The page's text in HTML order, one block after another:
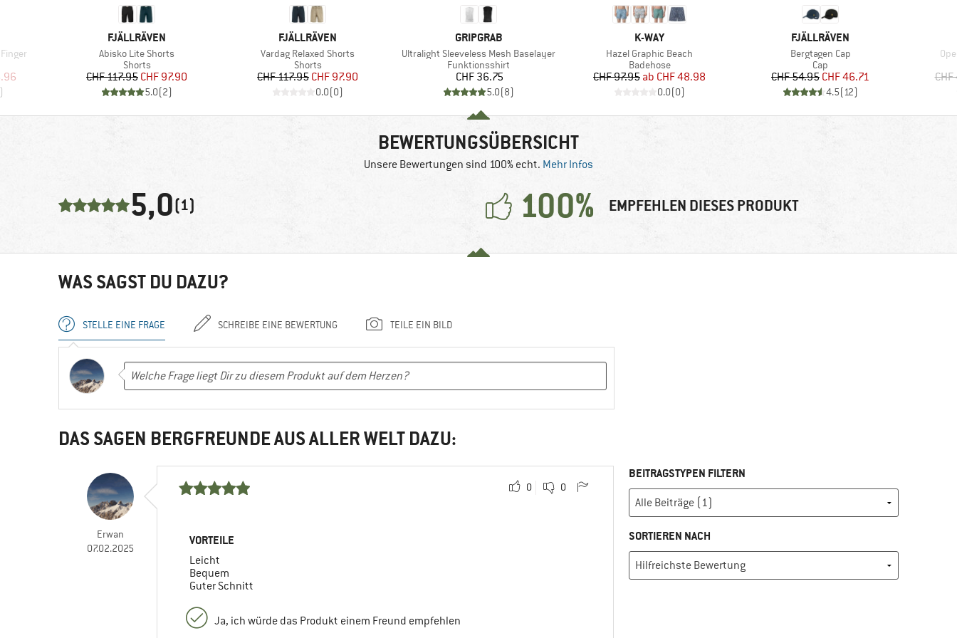
Preis
MARKE
FJÄLLRÄVEN
Artikel
Abisko Lite Shorts
Produktgruppe
Shorts
Preis
CHF 117.95reduzierter Preis
CHF 97.90
5.0(2)
MARKE
FJÄLLRÄVEN
Artikel
Vardag Relaxed Shorts
Produktgruppe
Shorts
Preis
CHF 117.95reduzierter Preis
CHF 97.90
0.0(0)
MARKE
GRIPGRAB
Artikel
Ultralight Sleeveless Mesh Baselayer
Produktgruppe
Funktionsshirt
Preis
CHF 36.75
5.0(8)
MARKE
K-WAY
Artikel
Hazel Graphic Beach
Produktgruppe
Badehose
Preis
CHF 97.95 reduzierter Preis
ab CHF 48.98
0.0(0)
MARKE
FJÄLLRÄVEN
Artikel
Bergtagen Cap
Produktgruppe
Cap
Preis
CHF 54.95reduzierter Preis
CHF 46.71
4.5(12)
BEWERTUNGSÜBERSICHT
Unsere Bewertungen sind 100% echt. Mehr Infos
5,0(1) 100% EMPFEHLEN DIESES PRODUKT
WAS SAGST DU DAZU?
STELLE EINE FRAGE SCHREIBE EINE BEWERTUNG TEILE EIN BILD
DAS SAGEN BERGFREUNDE AUS ALLER WELT DAZU:
Erwan
07.02.2025
0 0
VORTEILE
Leicht
Bequem
Guter Schnitt
Ja, ich würde das Produkt einem Freund empfehlen
BEITRAGSTYPEN FILTERN
SORTIEREN NACH